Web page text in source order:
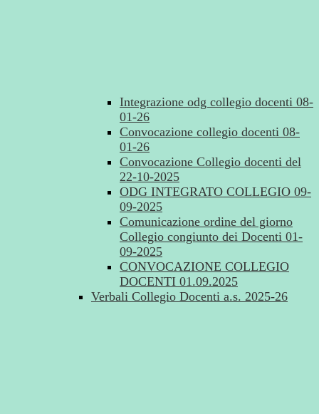
Integrazione odg collegio docenti 08-
01-26
Convocazione collegio docenti 08-
01-26
Convocazione Collegio docenti del
22-10-2025
ODG INTEGRATO COLLEGIO 09-
09-2025
Comunicazione ordine del giorno
Collegio congiunto dei Docenti 01-
09-2025
CONVOCAZIONE COLLEGIO
DOCENTI 01.09.2025
Verbali Collegio Docenti a.s. 2025-26